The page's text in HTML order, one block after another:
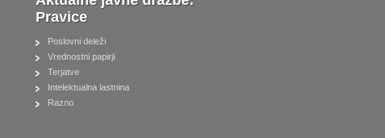
Pravice
Poslovni deleži
Vrednostni papirji
Terjatve
Intelektualna lastnina
Razno